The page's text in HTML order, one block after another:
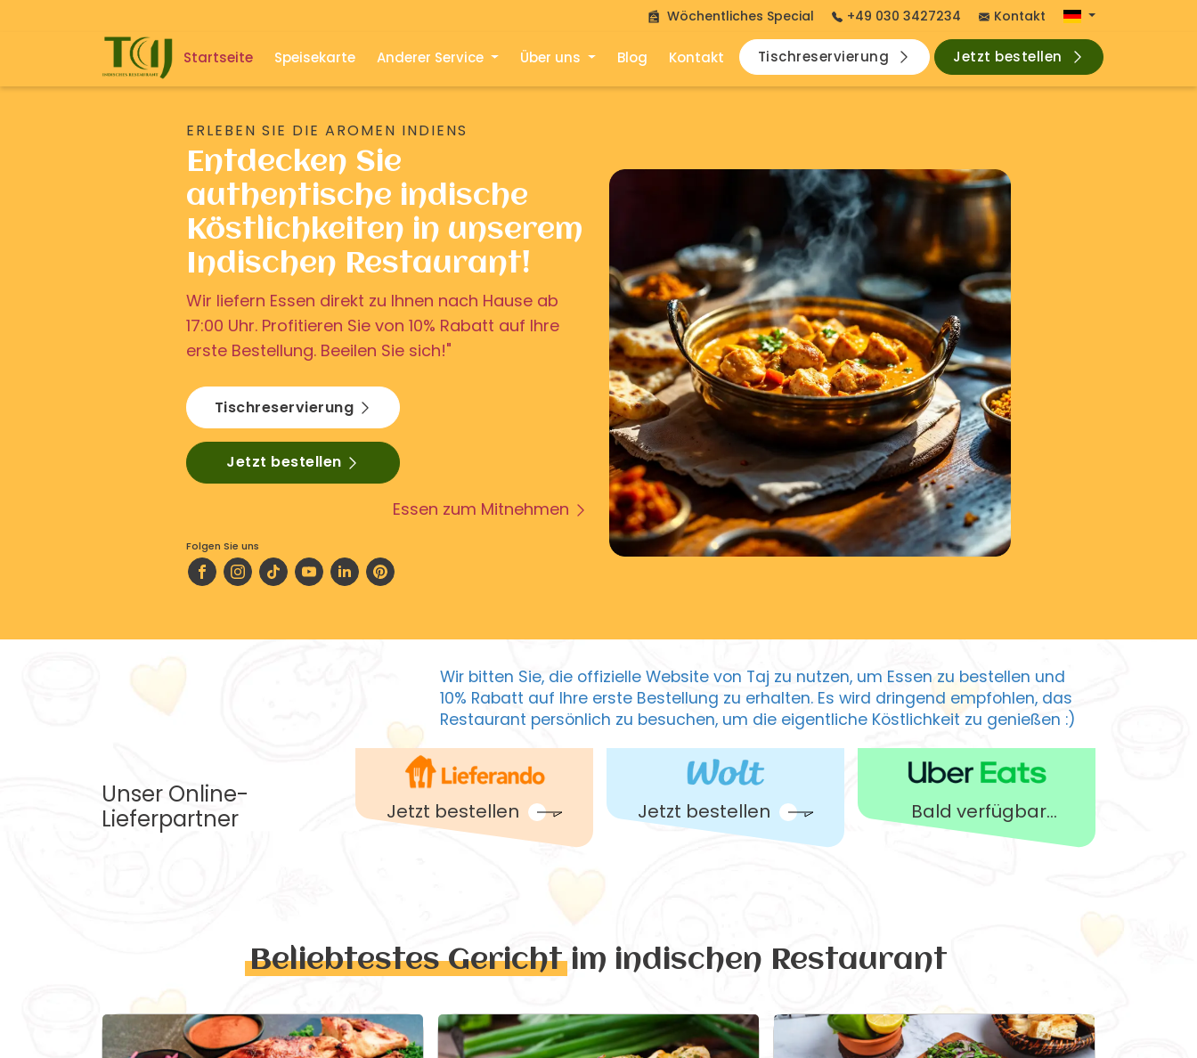
Wöchentliches Special +49 030 3427234 Kontakt
Startseite Speisekarte Anderer Service Über uns Blog Kontakt Tischreservierung Jetzt bestellen
ERLEBEN SIE DIE AROMEN INDIENS
Entdecken Sie
authentische indische
Köstlichkeiten in unserem
Indischen Restaurant!
Wir liefern Essen direkt zu Ihnen nach Hause ab
17:00 Uhr. Profitieren Sie von 10% Rabatt auf Ihre
erste Bestellung. Beeilen Sie sich!"
Tischreservierung
Jetzt bestellen
Essen zum Mitnehmen
Folgen Sie uns
Wir bitten Sie, die offizielle Website von Taj zu nutzen, um Essen zu bestellen und
10% Rabatt auf Ihre erste Bestellung zu erhalten. Es wird dringend empfohlen, das
Restaurant persönlich zu besuchen, um die eigentliche Köstlichkeit zu genießen :)
Unser Online-
Lieferpartner
Jetzt bestellen Jetzt bestellen Bald verfügbar...
Beliebtestes Gerichtim indischen Restaurant